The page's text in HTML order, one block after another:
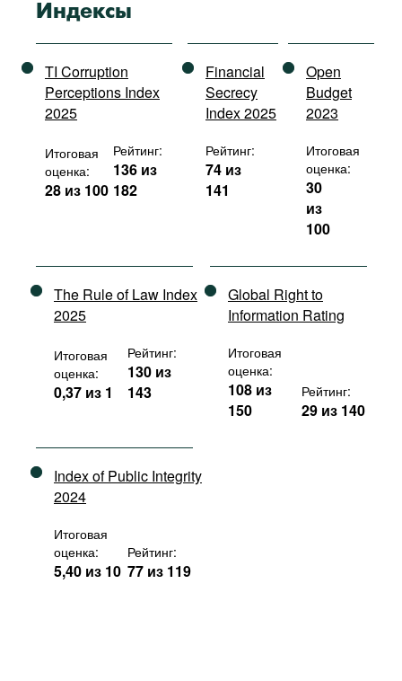
Индексы
TI Corruption
Perceptions Index
2025
Итоговая
оценка:
28 из 100
Рейтинг:
136 из
182
Financial
Secrecy
Index 2025
Рейтинг:
74 из
141
Open
Budget
2023
Итоговая
оценка:
30
из
100
The Rule of Law Index
2025
Итоговая
оценка:
0,37 из 1
Рейтинг:
130 из
143
Global Right to
Information Rating
Итоговая
оценка:
108 из
150
Рейтинг:
29 из 140
Index of Public Integrity
2024
Итоговая
оценка:
5,40 из 10
Рейтинг:
77 из 119